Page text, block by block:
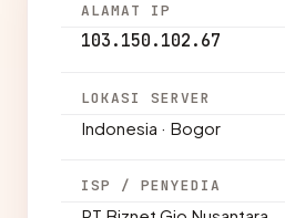
ALAMAT IP
103.150.102.67
LOKASI SERVER
Indonesia · Bogor
ISP / PENYEDIA